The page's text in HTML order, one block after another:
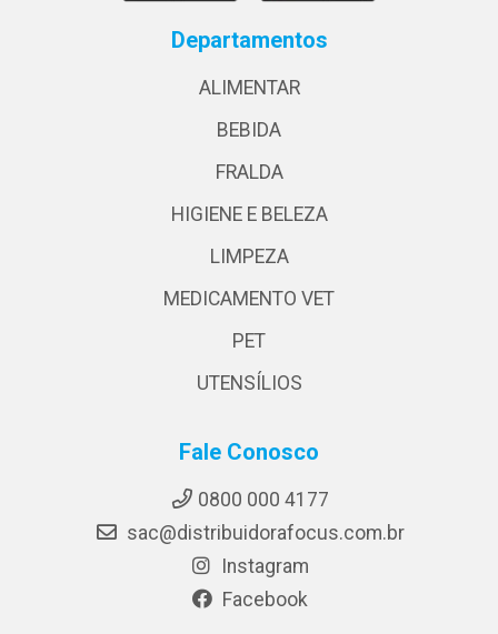
Departamentos
ALIMENTAR
BEBIDA
FRALDA
HIGIENE E BELEZA
LIMPEZA
MEDICAMENTO VET
PET
UTENSÍLIOS
Fale Conosco
0800 000 4177
sac@distribuidorafocus.com.br
Instagram
Facebook